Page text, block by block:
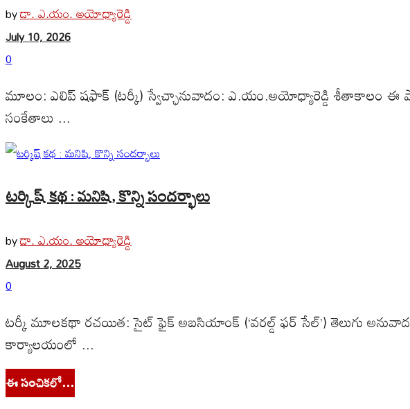
byడా. ఎ.యం. అయోధ్యారెడ్డి
July 10, 2026
0
మూలం: ఎలిప్ షఫాక్ (టర్కీ) స్వేచ్ఛానువాదం: ఎ.యం.అయోధ్యారెడ్డి శీతాకాలం ఈ
సంకేతాలు ...
టర్కిష్ కథ : మనిషి, కొన్ని సందర్భాలు
byడా. ఎ.యం. అయోధ్యారెడ్డి
August 2, 2025
0
టర్కీ మూలకథా రచయిత: సైట్ ఫైక్ అబసియాంక్ (‘వరల్డ్ ఫర్ సేల్’) తెలుగు
కార్యాలయంలో ...
ఈ సంచికలో…